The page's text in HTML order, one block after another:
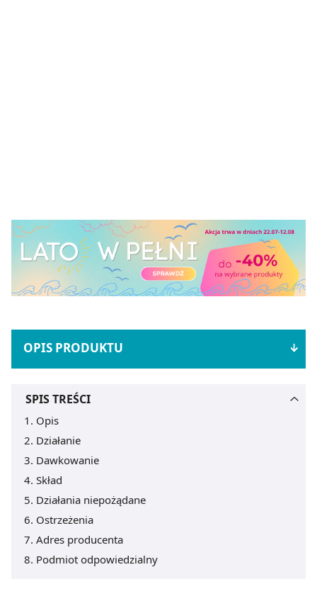
OPIS PRODUKTU
SPIS TREŚCI
Opis
Działanie
Dawkowanie
Skład
Działania niepożądane
Ostrzeżenia
Adres producenta
Podmiot odpowiedzialny